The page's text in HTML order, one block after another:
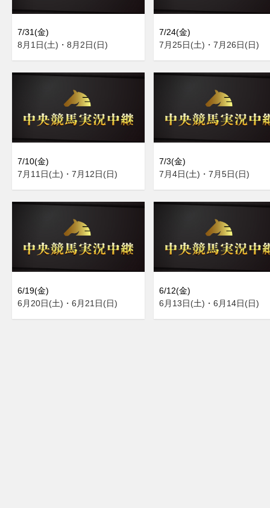
7/31(金)
8月1日(土)・8月2日(日)
7/24(金)
7月25日(土)・7月26日(日)
7/10(金)
7月11日(土)・7月12日(日)
7/3(金)
7月4日(土)・7月5日(日)
6/19(金)
6月20日(土)・6月21日(日)
6/12(金)
6月13日(土)・6月14日(日)